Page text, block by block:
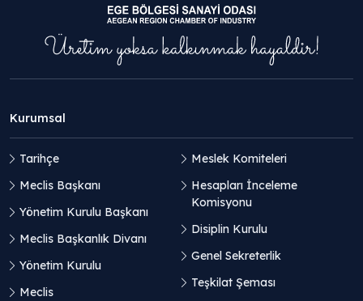
Kurumsal
Tarihçe
Meclis Başkanı
Yönetim Kurulu Başkanı
Meclis Başkanlık Divanı
Yönetim Kurulu
Meclis
Meslek Komiteleri
Hesapları İnceleme
Komisyonu
Disiplin Kurulu
Genel Sekreterlik
Teşkilat Şeması